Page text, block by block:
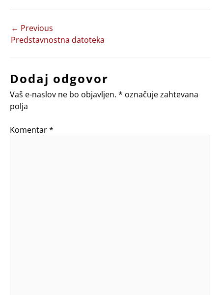
← Previous
Predstavnostna datoteka
Dodaj odgovor
Vaš e-naslov ne bo objavljen. * označuje zahtevana
polja
Komentar*